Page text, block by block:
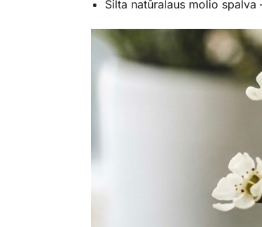
Šilta natūralaus molio